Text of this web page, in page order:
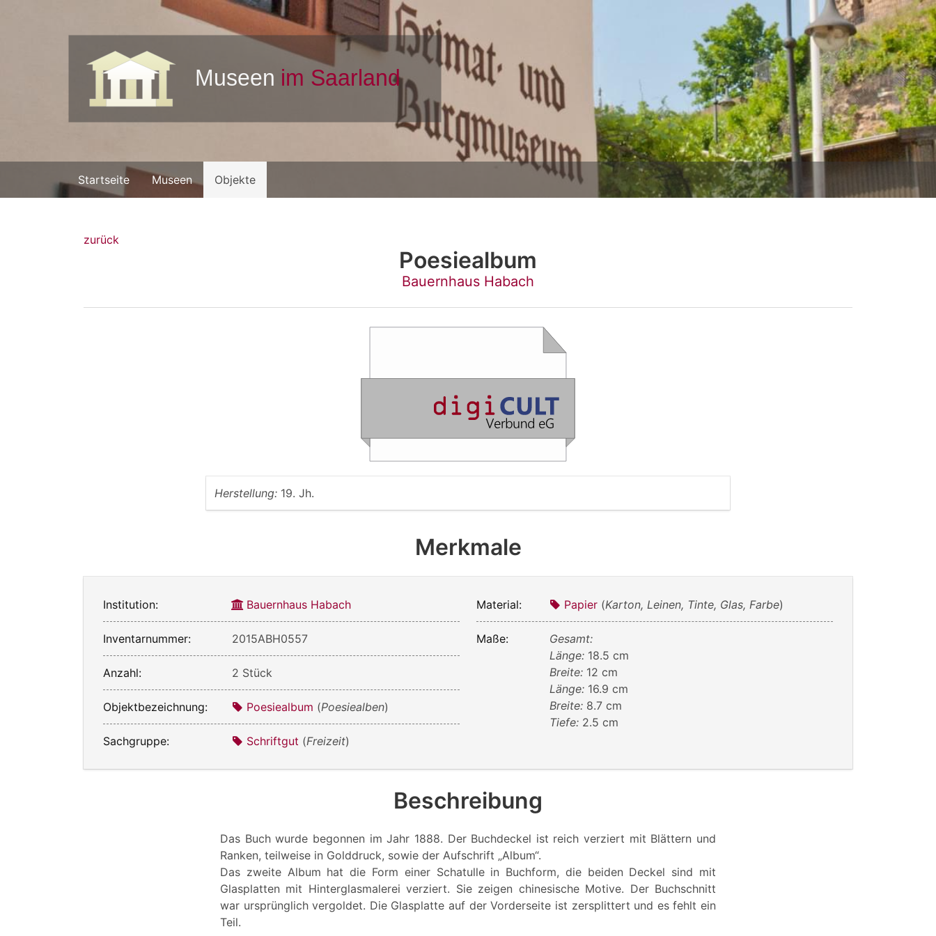
Startseite Museen Objekte
zurück
Poesiealbum
Bauernhaus Habach
Herstellung: 19. Jh.
Merkmale
Institution: Bauernhaus Habach
Inventarnummer: 2015ABH0557
Anzahl: 2 Stück
Objektbezeichnung: Poesiealbum (Poesiealben)
Sachgruppe: Schriftgut (Freizeit)
Material: Papier (Karton, Leinen, Tinte, Glas, Farbe)
Maße:
Gesamt:
Länge: 18.5 cm
Breite: 12 cm
Länge: 16.9 cm
Breite: 8.7 cm
Tiefe: 2.5 cm
Beschreibung
Das Buch wurde begonnen im Jahr 1888. Der Buchdeckel ist reich verziert mit Blättern und
Ranken, teilweise in Golddruck, sowie der Aufschrift „Album“.
Das zweite Album hat die Form einer Schatulle in Buchform, die beiden Deckel sind mit
Glasplatten mit Hinterglasmalerei verziert. Sie zeigen chinesische Motive. Der Buchschnitt
war ursprünglich vergoldet. Die Glasplatte auf der Vorderseite ist zersplittert und es fehlt ein
Teil.